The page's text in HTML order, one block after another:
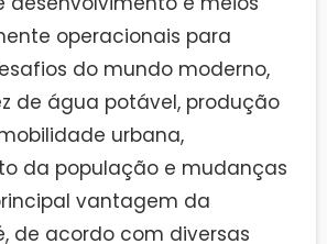
operacionais para
do mundo moderno,
de água potável, produção
urbana,
da população e mudanças
vantagem da
de acordo com diversas